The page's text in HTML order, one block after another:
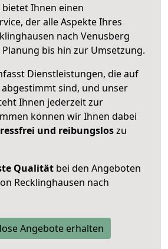
bietet Ihnen einen
der alle Aspekte Ihres
nach Venusberg
bis hin zur Umsetzung.
Dienstleistungen, die auf
sind, und unser
Ihnen jederzeit zur
können wir Ihnen dabei
und reibungsloszu
Qualität bei den Angeboten
Recklinghausen nach
Angebote erhalten